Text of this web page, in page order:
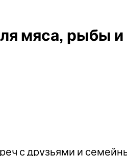
мяса, рыбы
с друзьями и